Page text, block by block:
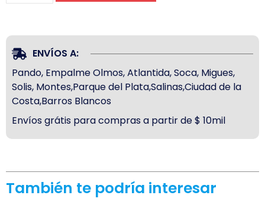
ENVÍOS A:
Pando, Empalme Olmos, Atlantida, Soca, Migues,
Solis, Montes,Parque del Plata,Salinas,Ciudad de la
Costa,Barros Blancos
Envíos grátis para compras a partir de $ 10mil
También te podría interesar